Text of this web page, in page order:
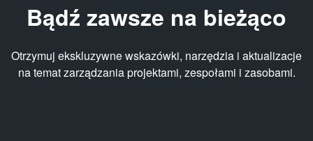
Bądź zawsze na bieżąco
Otrzymuj ekskluzywne wskazówki, narzędzia i aktualizacje
na temat zarządzania projektami, zespołami i zasobami.